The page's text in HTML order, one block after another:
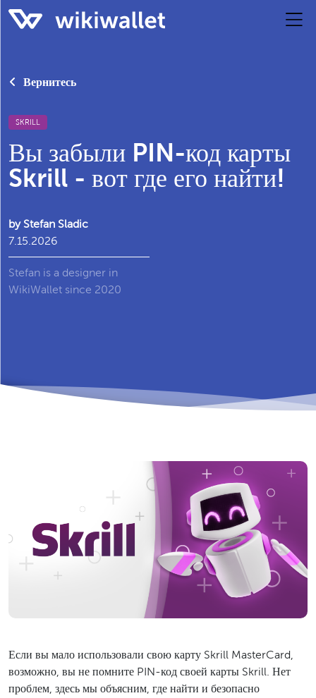
by Stefan Sladic
7.15.2026
Stefan is a designer in
WikiWallet since 2020
Вернитесь
SKRILL
Вы забыли PIN-код карты
Skrill - вот где его найти!
Если вы мало использовали свою карту Skrill MasterCard,
возможно, вы не помните PIN-код своей карты Skrill. Нет
проблем, здесь мы объясним, где найти и безопасно